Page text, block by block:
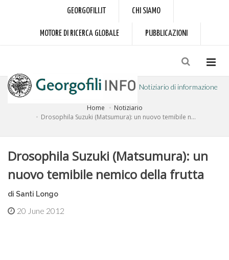
GEORGOFILI.IT CHI SIAMO
MOTORE DI RICERCA GLOBALE PUBBLICAZIONI
Notiziario di informazione
a cura dell'Accademia dei Georgofili
Home
Notiziario
Drosophila Suzuki (Matsumura): un nuovo temibile n...
Drosophila Suzuki (Matsumura): un
nuovo temibile nemico della frutta
di Santi Longo
20 June 2012